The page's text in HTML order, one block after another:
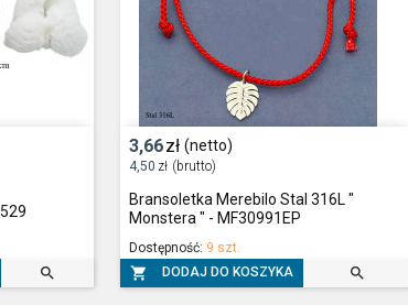

3,66zł (netto)
4,50 zł (brutto)
Bransoletka Merebilo Stal 316L "
Monstera " - MF30991EP
Dostępność: 9 szt.
 DODAJ DO KOSZYKA 